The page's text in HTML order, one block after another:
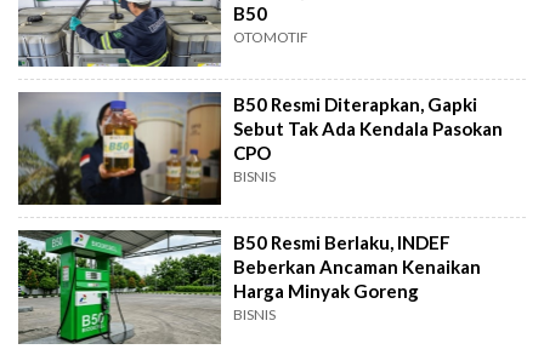
B50
OTOMOTIF
B50 Resmi Diterapkan, Gapki
Sebut Tak Ada Kendala Pasokan
CPO
BISNIS
B50 Resmi Berlaku, INDEF
Beberkan Ancaman Kenaikan
Harga Minyak Goreng
BISNIS